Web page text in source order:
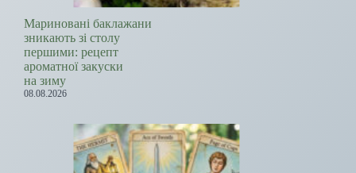
Мариновані баклажани
зникають зі столу
першими: рецепт
ароматної закуски
на зиму
08.08.2026